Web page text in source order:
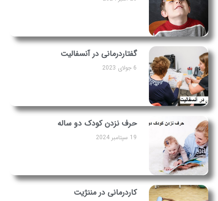
گفتاردرمانی در آنسفالیت
6 جولای 2023
حرف نزدن کودک دو ساله
19 سپتامبر 2024
کاردرمانی در مننژیت